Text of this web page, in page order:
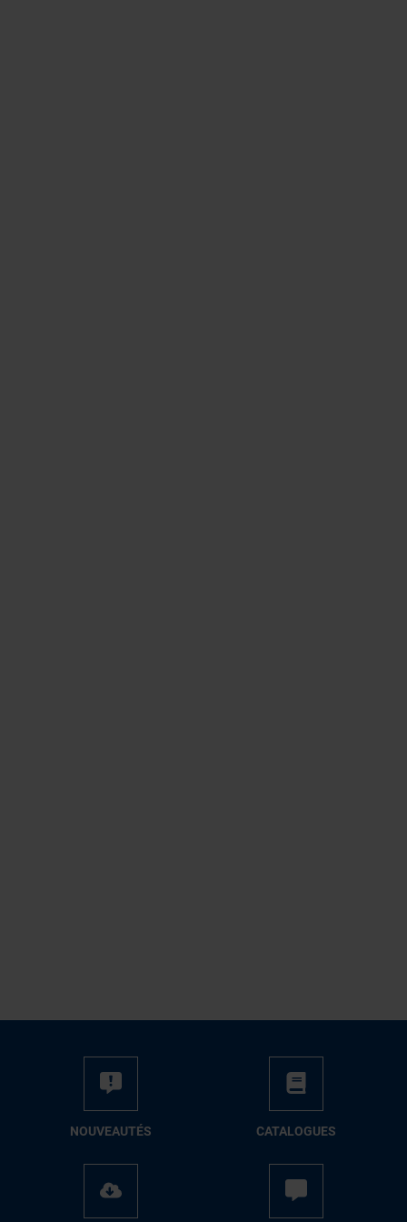
NOUVEAUTÉS CATALOGUES